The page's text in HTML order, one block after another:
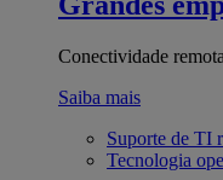
Conectividade
Saiba mais
Suporte de TI
Tecnologia